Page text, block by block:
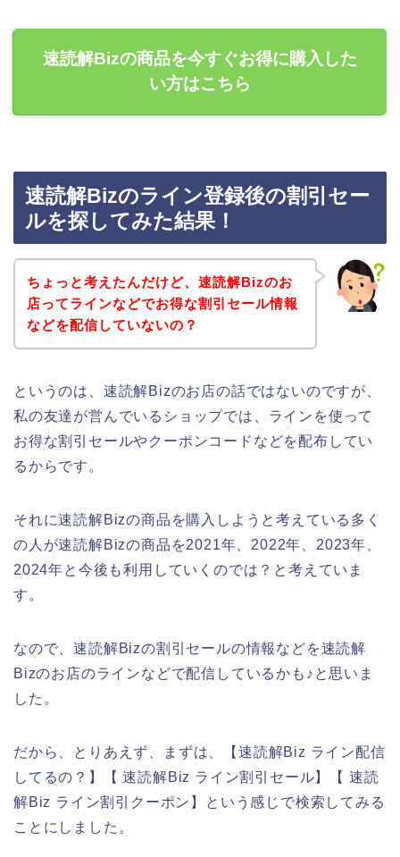
速読解Bizの商品を今すぐお得に購入した
い方はこちら
速読解Bizのライン登録後の割引セー
ルを探してみた結果！
ちょっと考えたんだけど、速読解Bizのお
店ってラインなどでお得な割引セール情報
などを配信していないの？
というのは、速読解Bizのお店の話ではないのですが、
私の友達が営んでいるショップでは、ラインを使って
お得な割引セールやクーポンコードなどを配布してい
るからです。
それに速読解Bizの商品を購入しようと考えている多く
の人が速読解Bizの商品を2021年、2022年、2023年、
2024年と今後も利用していくのでは？と考えていま
す。
なので、速読解Bizの割引セールの情報などを速読解
Bizのお店のラインなどで配信しているかも♪と思いま
した。
だから、とりあえず、まずは、【速読解Biz ライン配信
してるの？】【 速読解Biz ライン割引セール】【 速読
解Biz ライン割引クーポン】という感じで検索してみる
ことにしました。